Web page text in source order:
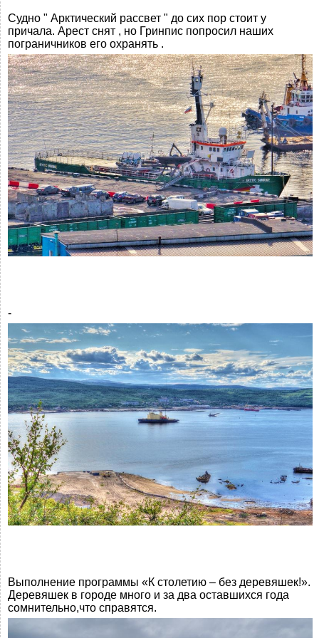
Судно " Арктический рассвет " до сих пор стоит у
причала. Арест снят , но Гринпис попросил наших
пограничников его охранять .
-
Выполнение программы «К столетию – без деревяшек!».
Деревяшек в городе много и за два оставшихся года
сомнительно,что справятся.